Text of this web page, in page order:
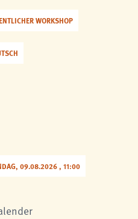
WORKSHOP
09.08.2026 , 11:00